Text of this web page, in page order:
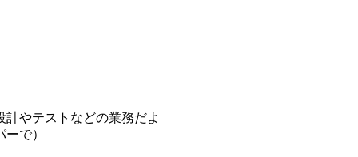
やテストなどの業務だよ
で）